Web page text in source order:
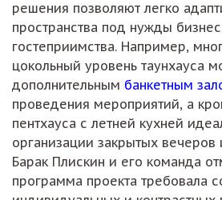
решения позволяют легко
пространства под нужды
гостеприимства. Например,
цокольный уровень таунхауса
дополнительным банкетным
проведения мероприятий, а
пентхауса с летней кухней
организации закрытых вечеров
Барак Плискин и его команда
программа проекта требовала